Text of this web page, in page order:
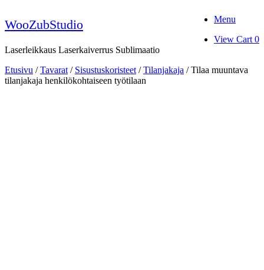
to
content
WooZubStudio
Laserleikkaus Laserkaiverrus Sublimaatio
Menu
View
View Cart 0
Etusivu /Tavarat / Sisustuskoristeet /Tilanjakaja / Tilaa muuntava
tilanjakaja henkilökohtaiseen työtilaan